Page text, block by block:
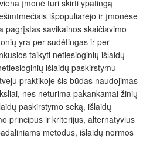
įmonė turi skirti ypatingą
išpopuliarėjo ir įmonėse
pagrįstas savikainos skaičiavimo
yra per sudėtingas ir per
taikyti netiesioginių išlaidų
išlaidų paskirstymu
praktikoje šis būdas naudojimas
nes neturima pakankamai žinių
paskirstymo seką, išlaidų
principus ir kriterijus, alternatyvius
metodus, išlaidų normos